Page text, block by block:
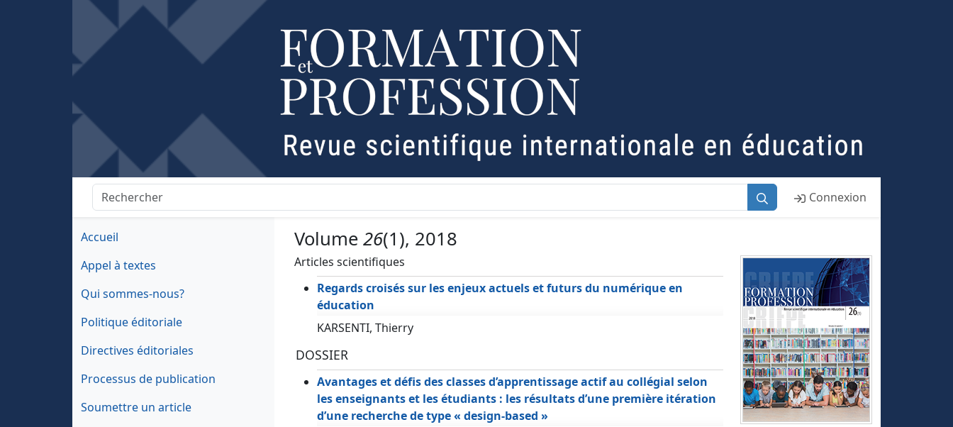
Connexion
Accueil
Appel à textes
Qui sommes-nous?
Politique éditoriale
Directives éditoriales
Processus de publication
Soumettre un article
Volume 26(1), 2018
Articles scientifiques
Regards croisés sur les enjeux actuels et futurs du numérique en
éducation
KARSENTI, Thierry
DOSSIER
Avantages et défis des classes d’apprentissage actif au collégial selon
les enseignants et les étudiants : les résultats d’une première itération
d’une recherche de type « design-based »